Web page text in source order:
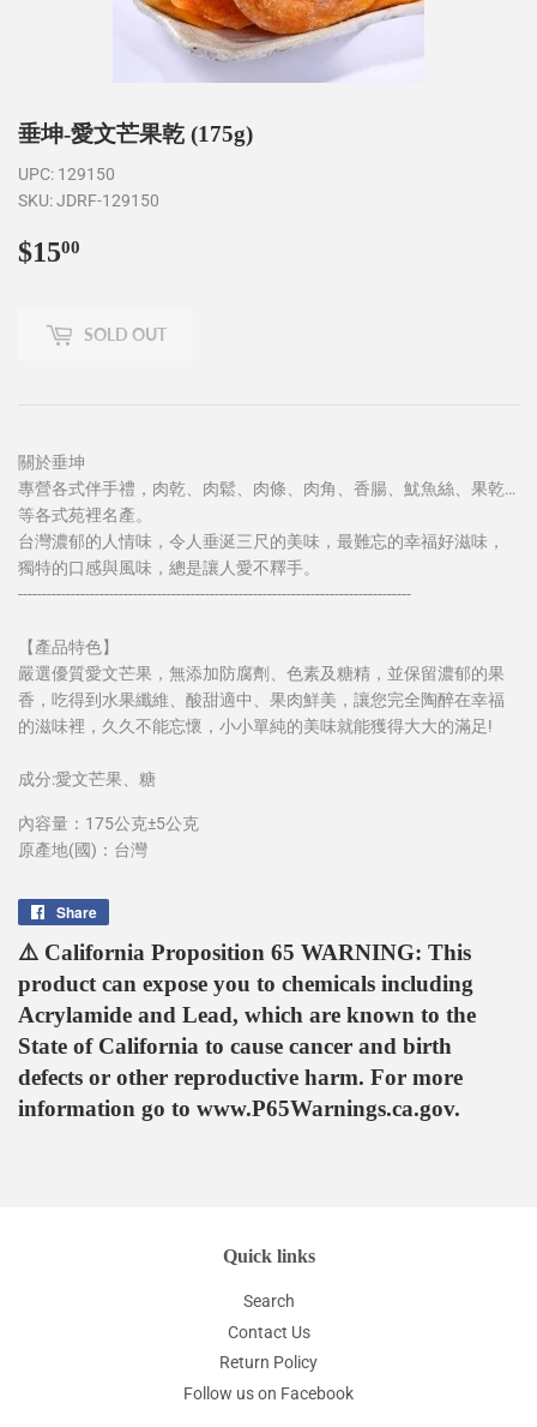
垂坤-愛文芒果乾 (175g)
UPC: 129150
SKU:JDRF-129150
$1500
SOLD OUT
關於垂坤
專營各式伴手禮，肉乾、肉鬆、肉條、肉角、香腸、魷魚絲、果乾…
等各式苑裡名產。
台灣濃郁的人情味，令人垂涎三尺的美味，最難忘的幸福好滋味，
獨特的口感與風味，總是讓人愛不釋手。
----------------------------------------------------------------------------------
【產品特色】
嚴選優質愛文芒果，無添加防腐劑、色素及糖精，並保留濃郁的果
香，吃得到水果纖維、酸甜適中、果肉鮮美，讓您完全陶醉在幸福
的滋味裡，久久不能忘懷，小小單純的美味就能獲得大大的滿足!
成分:愛文芒果、糖
內容量：175公克±5公克
原產地(國)：台灣
Share
Facebook
⚠️ California Proposition 65 WARNING: This
product can expose you to chemicals including
Acrylamide and Lead, which are known to the
State of California to cause cancer and birth
defects or other reproductive harm. For more
information go to www.P65Warnings.ca.gov.
Quick links
Search
Contact Us
Return Policy
Follow us on Facebook